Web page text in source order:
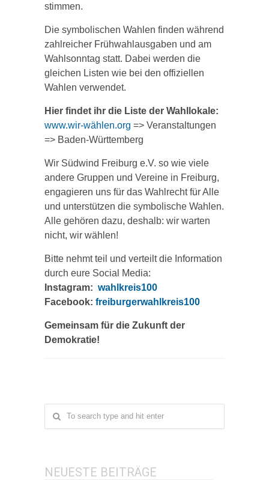
stimmen.
Die symbolischen Wahlen finden während
zahlreicher Frühwahlausgaben und am
Wahlsonntag statt. Dabei werden die
gleichen Listen wie bei den offiziellen
Wahlen verwendet.
Hier findet ihr die Liste der Wahllokale:
www.wir-wählen.org => Veranstaltungen
=> Baden-Württemberg
Wir Südwind Freiburg e.V. so wie viele
andere Gruppen und Vereine in Freiburg,
engagieren uns für das Wahlrecht für Alle
und unterstützen die symbolische Wahlen.
Alle gehören dazu, deshalb: wir warten
nicht, wir wählen!
Bitte nehmt teil und verteilt die Information
durch eure Social Media:
Instagram: wahlkreis100
Facebook: freiburgerwahlkreis100
Gemeinsam für die Zukunft der
Demokratie!
NEUESTE BEITRÄGE